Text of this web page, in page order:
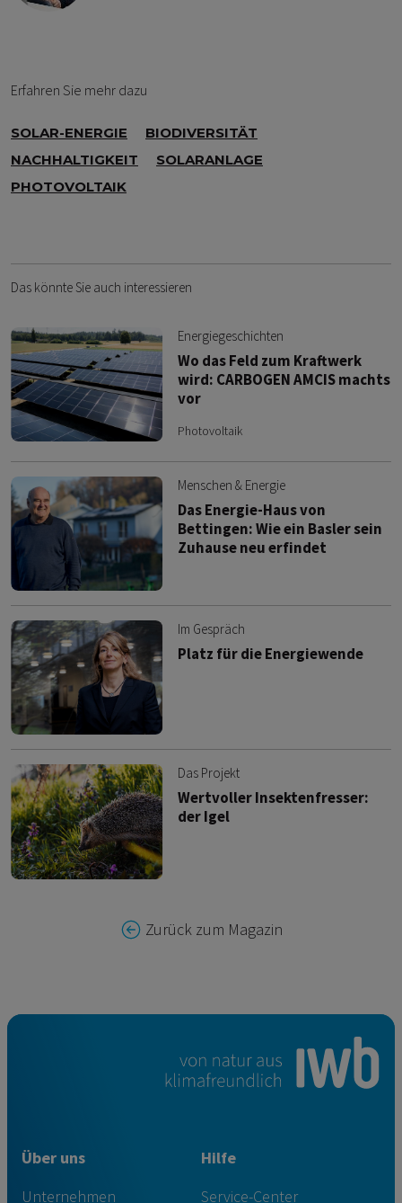
Erfahren Sie mehr dazu
SOLAR-ENERGIE
BIODIVERSITÄT
NACHHALTIGKEIT
SOLARANLAGE
PHOTOVOLTAIK
Das könnte Sie auch interessieren
Energiegeschichten
Wo das Feld zum Kraftwerk
wird: CARBOGEN AMCIS machts
vor
Photovoltaik
Menschen & Energie
Das Energie-Haus von
Bettingen: Wie ein Basler sein
Zuhause neu erfindet
Im Gespräch
Platz für die Energiewende
Das Projekt
Wertvoller Insektenfresser:
der Igel
Zurück zum Magazin
Über uns
Unternehmen
Hilfe
Service-Center